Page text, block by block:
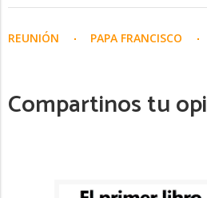
REUNIÓN PAPA FRANCISCO
Compartinos tu